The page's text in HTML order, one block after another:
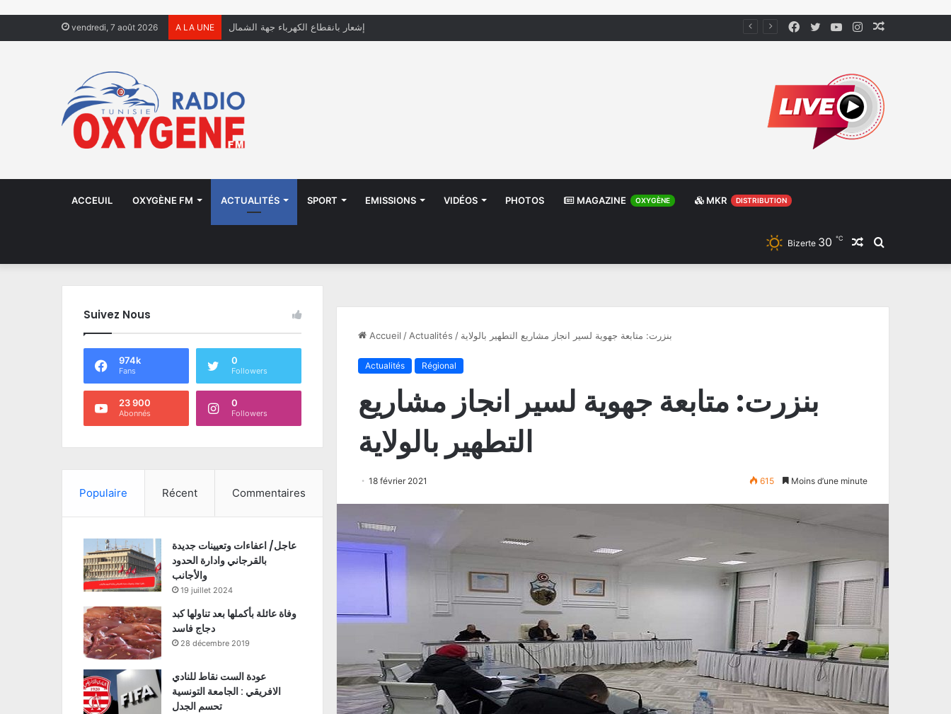
vendredi, 7 août 2026 A LA UNE منظّمة تدعو السلطات إلى التدخل بعد تداول صور أطفال يعيشون في الشوارع Instagram
YouTube
Twitter
Facebook
ACCEUIL OXYGÈNE FM ACTUALITÉS SPORT EMISSIONS VIDÉOS PHOTOS MAGAZINE OXYGÈNE MKR DISTRIBUTION
Rechercher
Article
Bizerte 30 ℃
Accueil / Actualités / بنزرت: متابعة جهوية لسير انجاز مشاريع التطهير بالولاية
Actualités Régional
بنزرت: متابعة جهوية لسير انجاز مشاريع
التطهير بالولاية
18 février 2021 615 Moins d’une minute
Suivez Nous
974k
Fans
0
Followers
23 900
Abonnés
0
Followers
Populaire Récent Commentaires
عاجل/ اعفاءات وتعيينات جديدة
بالقرجاني وادارة الحدود
والأجانب
19 juillet 2024
وفاة عائلة بأكملها بعد تناولها كبد
دجاج فاسد
28 décembre 2019
عودة الست نقاط للنادي
الافريقي : الجامعة التونسية
تحسم الجدل